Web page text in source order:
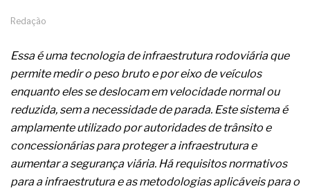
A prevenção clínica da coceira no ânus
Os sintomas clínicos do teratoma de ovário
crônica
As causas médicas da queda dos cabelos ou
calvície
Quando a gestão é o obstáculo para o resultado
Os procedimentos para a inspeção em estruturas
hidráulicas de concreto de obras
Redação
Essa é uma tecnologia de infraestrutura rodoviária que
permite medir o peso bruto e por eixo de veículos
enquanto eles se deslocam em velocidade normal ou
reduzida, sem a necessidade de parada. Este sistema é
amplamente utilizado por autoridades de trânsito e
concessionárias para proteger a infraestrutura e
aumentar a segurança viária. Há requisitos normativos
para a infraestrutura e as metodologias aplicáveis para o